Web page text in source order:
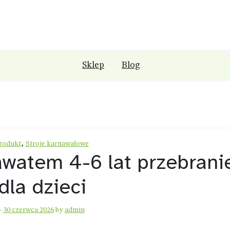
Sklep Blog
, Stroje karnawałowe
4-6 lat
dzieci
- 30 czerwca 2026by admin